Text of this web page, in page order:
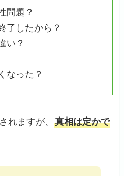
問題？
了したから？
い？
なった？
れますが、真相は定かで